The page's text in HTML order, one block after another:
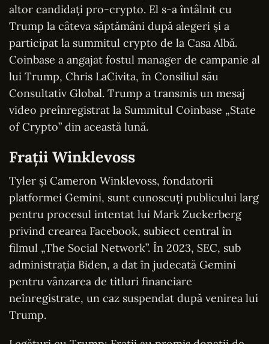
altor candidați pro-crypto. El s-a întâlnit cu
Trump la câteva săptămâni după alegeri și a
participat la summitul crypto de la Casa Albă.
Coinbase a angajat fostul manager de campanie al
lui Trump, Chris LaCivita, în Consiliul său
Consultativ Global. Trump a transmis un mesaj
video preînregistrat la Summitul Coinbase „State
of Crypto” din această lună.
Frații Winklevoss
Tyler și Cameron Winklevoss, fondatorii
platformei Gemini, sunt cunoscuți publicului larg
pentru procesul intentat lui Mark Zuckerberg
privind crearea Facebook, subiect central în
filmul „The Social Network”. În 2023, SEC, sub
administrația Biden, a dat în judecată Gemini
pentru vânzarea de titluri financiare
neînregistrate, un caz suspendat după venirea lui
Trump.